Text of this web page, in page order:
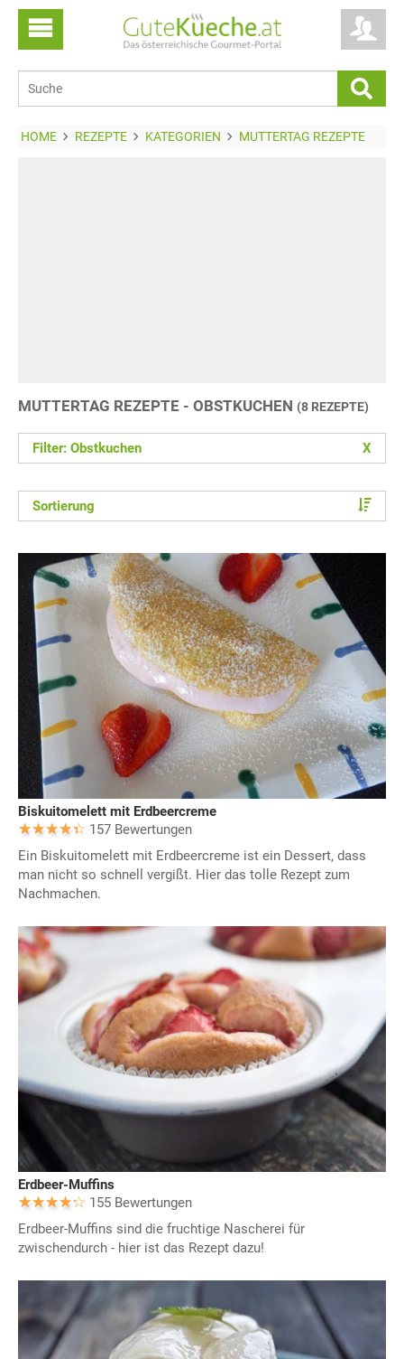
HOME REZEPTE KATEGORIEN MUTTERTAG REZEPTE
MUTTERTAG REZEPTE - OBSTKUCHEN (8 REZEPTE)
Filter: Obstkuchen X
Sortierung
Biskuitomelett mit Erdbeercreme
157 Bewertungen
Ein Biskuitomelett mit Erdbeercreme ist ein Dessert, dass
man nicht so schnell vergißt. Hier das tolle Rezept zum
Nachmachen.
Erdbeer-Muffins
155 Bewertungen
Erdbeer-Muffins sind die fruchtige Nascherei für
zwischendurch - hier ist das Rezept dazu!